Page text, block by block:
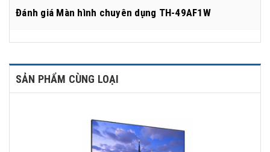
Đánh giá Màn hình chuyên dụng TH-49AF1W
SẢN PHẨM CÙNG LOẠI